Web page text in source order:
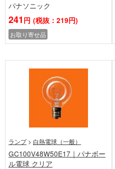
パナソニック
241 円 (税抜：219円)
お取り寄せ品
ランプ > 白熱電球（一般）
GC100V48W50E17｜パナボー
ル電球 クリア